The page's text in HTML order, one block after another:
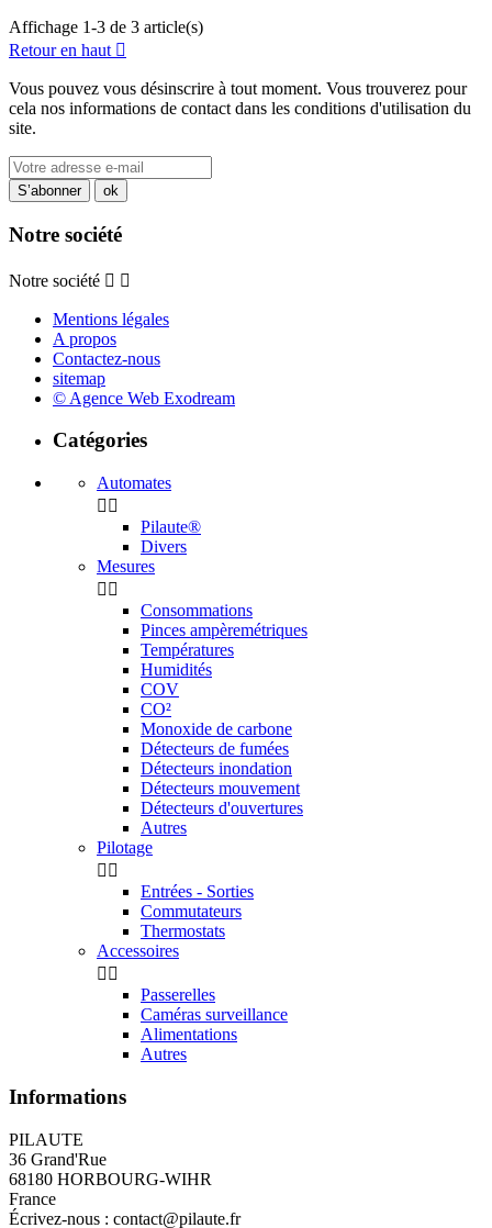
Affichage 1-3 de 3 article(s)
Retour en haut 
Vous pouvez vous désinscrire à tout moment. Vous trouverez pour
cela nos informations de contact dans les conditions d'utilisation du
site.
Notre société
Notre société  
Mentions légales
A propos
Contactez-nous
sitemap
© Agence Web Exodream
Catégories
Automates
 
Pilaute®
Divers
Mesures
 
Consommations
Pinces ampèremétriques
Températures
Humidités
COV
CO²
Monoxide de carbone
Détecteurs de fumées
Détecteurs inondation
Détecteurs mouvement
Détecteurs d'ouvertures
Autres
Pilotage
 
Entrées - Sorties
Commutateurs
Thermostats
Accessoires
 
Passerelles
Caméras surveillance
Alimentations
Autres
Informations
PILAUTE
36 Grand'Rue
68180 HORBOURG-WIHR
France
Écrivez-nous : contact@pilaute.fr